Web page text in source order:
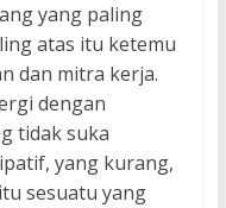
yang paling
atas itu ketemu
dan mitra kerja.
dengan
tidak suka
yang kurang,
sesuatu yang